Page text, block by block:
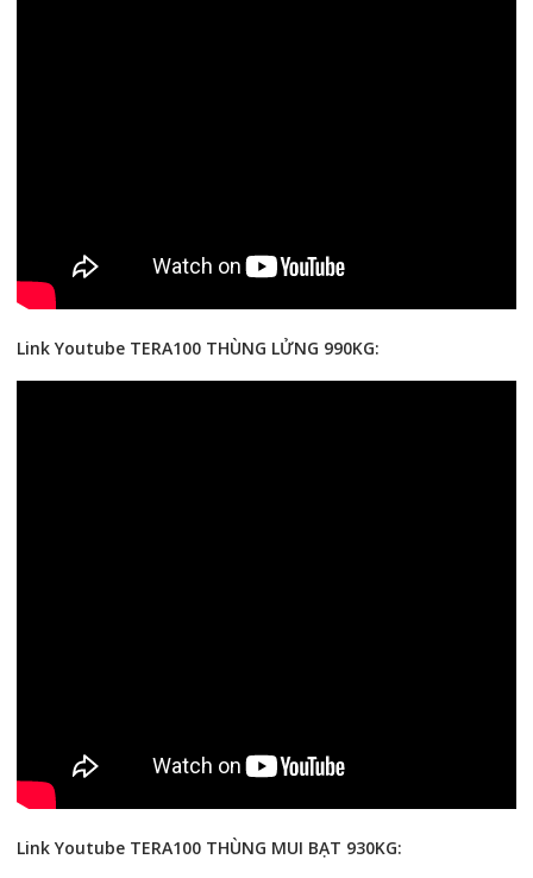
Link Youtube TERA100 THÙNG LỬNG 990KG:
Link Youtube TERA100 THÙNG MUI BẠT 930KG: